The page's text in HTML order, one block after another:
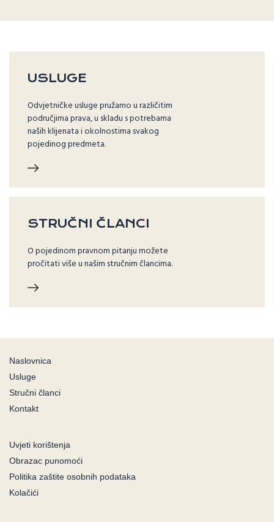
USLUGE
Odvjetničke usluge pružamo u različitim
područjima prava, u skladu s potrebama
naših klijenata i okolnostima svakog
pojedinog predmeta.
STRUČNI ČLANCI
O pojedinom pravnom pitanju možete
pročitati više u našim stručnim člancima.
Naslovnica
Usluge
Stručni članci
Kontakt
Uvjeti korištenja
Obrazac punomoći
Politika zaštite osobnih podataka
Kolačići